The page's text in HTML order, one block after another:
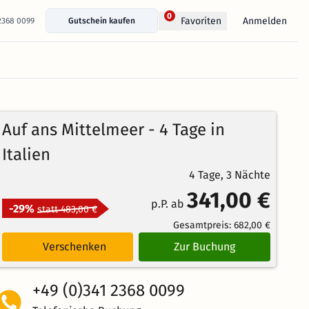
0099 Gutschein kaufen
0 Favoriten Anmelden
Auf ans Mittelmeer - 4 Tage in
Italien
4 Tage, 3 Nächte
-29% statt 483,00 € p.P. ab 341,00 €
Gesamtpreis: 682,00 €
Verschenken Zur Buchung
+49 (0)341 2368 0099